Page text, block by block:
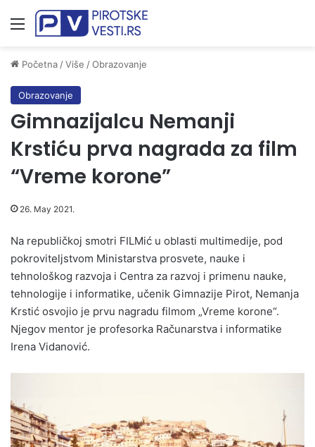
Meni
Početna /Više /Obrazovanje
Obrazovanje
Gimnazijalcu Nemanji
Krstiću prva nagrada za film
“Vreme korone”
26. May 2021.
Na republičkoj smotri FILMić u oblasti multimedije, pod
pokroviteljstvom Ministarstva prosvete, nauke i
tehnološkog razvoja i Centra za razvoj i primenu nauke,
tehnologije i informatike, učenik Gimnazije Pirot, Nemanja
Krstić osvojio je prvu nagradu filmom „Vreme korone“.
Njegov mentor je profesorka Računarstva i informatike
Irena Vidanović.